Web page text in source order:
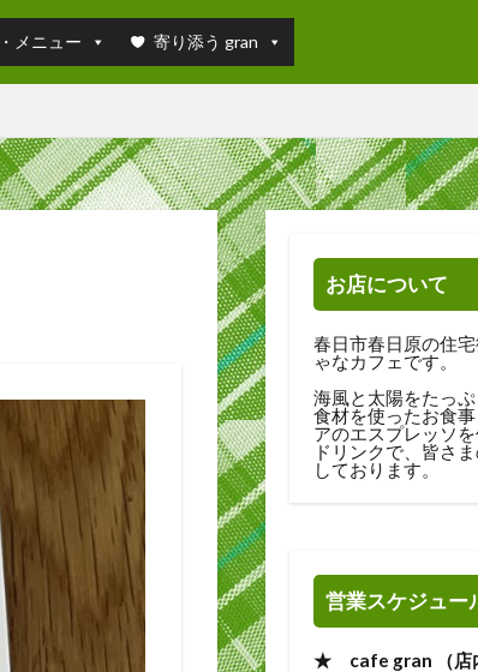
メニュー 寄り添う gran
お店について
春日市春日原の住
ゃなカフェです。
海風と太陽をたっ
食材を使ったお食
アのエスプレッソ
ドリンクで、皆さ
しております。
営業スケジュー
★ cafe gran （店